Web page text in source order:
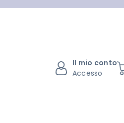
Il mio conto
Accesso